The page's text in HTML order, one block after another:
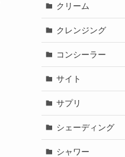
クリーム
クレンジング
コンシーラー
サイト
サプリ
シェーディング
シャワー